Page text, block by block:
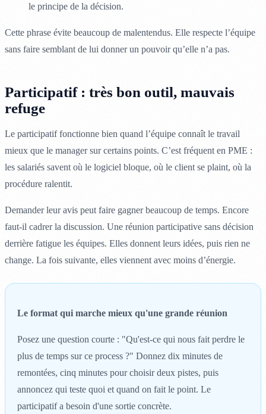
le principe de la décision.
Cette phrase évite beaucoup de malentendus. Elle respecte l’équipe
sans faire semblant de lui donner un pouvoir qu’elle n’a pas.
Participatif : très bon outil, mauvais
refuge
Le participatif fonctionne bien quand l’équipe connaît le travail
mieux que le manager sur certains points. C’est fréquent en PME :
les salariés savent où le logiciel bloque, où le client se plaint, où la
procédure ralentit.
Demander leur avis peut faire gagner beaucoup de temps. Encore
faut-il cadrer la discussion. Une réunion participative sans décision
derrière fatigue les équipes. Elles donnent leurs idées, puis rien ne
change. La fois suivante, elles viennent avec moins d’énergie.
Le format qui marche mieux qu'une grande réunion
Posez une question courte : "Qu'est-ce qui nous fait perdre le
plus de temps sur ce process ?" Donnez dix minutes de
remontées, cinq minutes pour choisir deux pistes, puis
annoncez qui teste quoi et quand on fait le point. Le
participatif a besoin d'une sortie concrète.